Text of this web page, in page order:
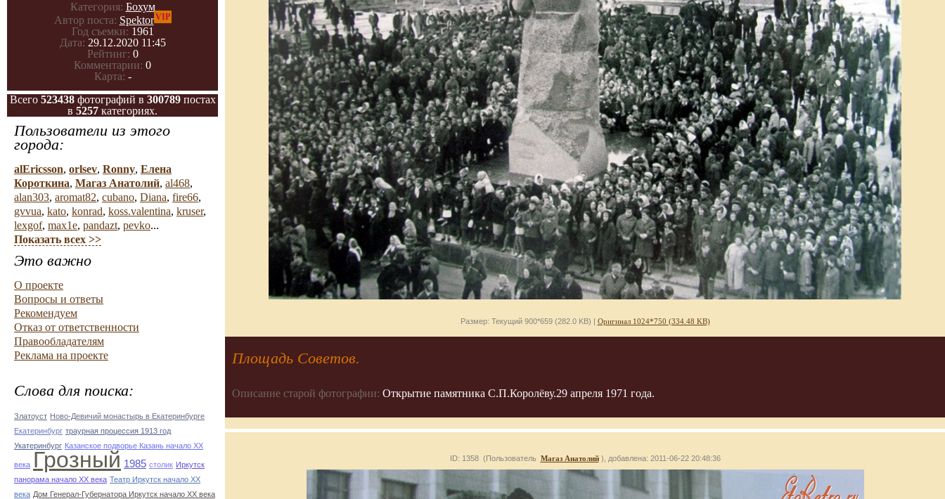
Категория: Бохум
Автор поста: SpektorVIP
Год съемки: 1961
Дата: 29.12.2020 11:45
Рейтинг: 0
Комментарии: 0
Карта: -
Всего 523438фотографий в 300789постах
в 5257 категориях.
Пользователи из этого
города:
alEricsson, orlsev, Ronny, Елена
Короткина, Магаз Анатолий, al468,
alan303, aromat82, cubano, Diana, fire66,
gvvua, kato, konrad, koss.valentina, kruser,
lexgof, max1e, pandazt, pevko...
Показать всех >>
Это важно
О проекте
Вопросы и ответы
Рекомендуем
Отказ от ответственности
Правообладателям
Реклама на проекте
Слова для поиска:
Златоуст Ново-Девичий монастырь в Екатеринбурге
Екатеринбург траурная процессия 1913 год
Укатеринбург Казанское подворье Казань начало ХХ
века Грозный 1985 столик Иркутск
панорама начало ХХ века Театр Иркутск начало ХХ
века Дом Генерал-Губернатора Иркутск начало ХХ века
Размер: Текущий 900*659 (282.0 KB) | Оригинал 1024*750 (334.48 KB)
Площадь Советов.
Описание старой фотографии: Открытие памятника С.П.Королёву.29 апреля 1971 года.
ID: 1358 (Пользователь Магаз Анатолий ), добавлена: 2011-06-22 20:48:36